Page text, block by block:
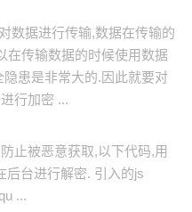
数据进行传输,数据在传输的
在传输数据的时候使用数据
患是非常大的.因此就要对
行加密 ...
止被恶意获取,以下代码,用
后台进行解密. 引入的js
...